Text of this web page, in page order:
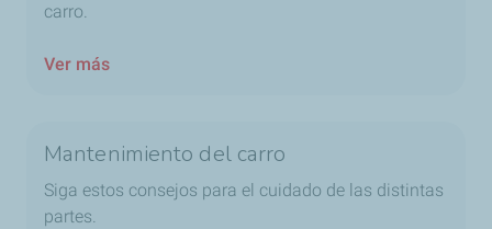
carro.
Ver más
Mantenimiento del carro
Siga estos consejos para el cuidado de las distintas
partes.